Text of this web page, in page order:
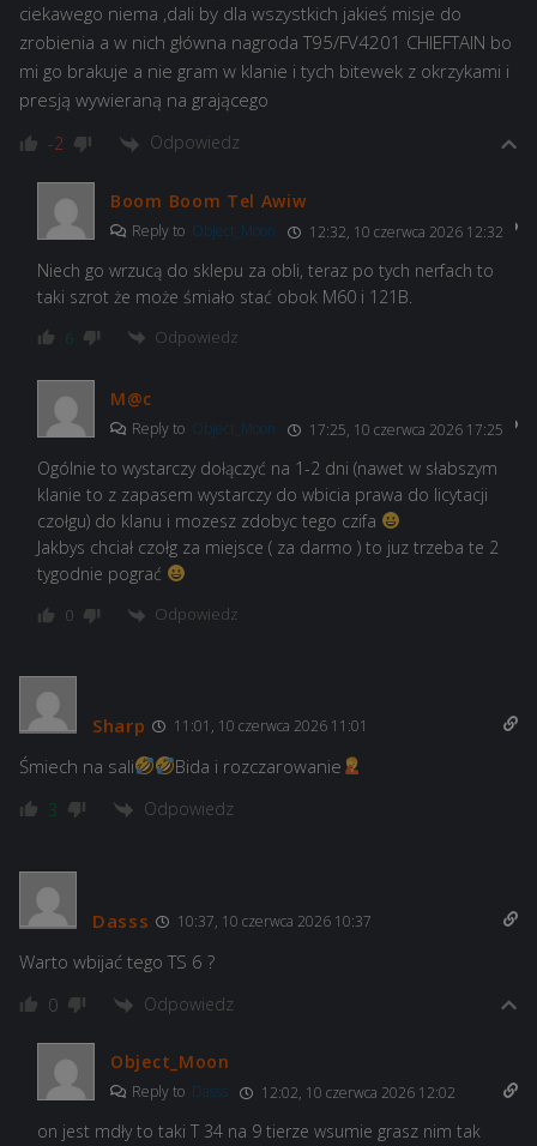
ciekawego niema ,dali by dla wszystkich jakieś misje do
zrobienia a w nich główna nagroda T95/FV4201 CHIEFTAIN bo
mi go brakuje a nie gram w klanie i tych bitewek z okrzykami i
presją wywieraną na grającego
-2 Odpowiedz
Boom Boom Tel Awiw
Reply to Object_Moon 12:32, 10 czerwca 2026 12:32
Niech go wrzucą do sklepu za obli, teraz po tych nerfach to
taki szrot że może śmiało stać obok M60 i 121B.
6 Odpowiedz
M@c
Reply to Object_Moon 17:25, 10 czerwca 2026 17:25
Ogólnie to wystarczy dołączyć na 1-2 dni (nawet w słabszym
klanie to z zapasem wystarczy do wbicia prawa do licytacji
czołgu) do klanu i mozesz zdobyc tego czifa
Jakbys chciał czołg za miejsce ( za darmo ) to juz trzeba te 2
tygodnie pograć
0 Odpowiedz
Sharp 11:01, 10 czerwca 2026 11:01
Śmiech na sali Bida i rozczarowanie
3 Odpowiedz
Dasss 10:37, 10 czerwca 2026 10:37
Warto wbijać tego TS 6 ?
0 Odpowiedz
Object_Moon
Reply to Dasss 12:02, 10 czerwca 2026 12:02
on jest mdły to taki T 34 na 9 tierze wsumie grasz nim tak